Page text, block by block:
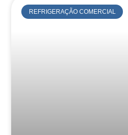
REFRIGERAÇÃO COMERCIAL